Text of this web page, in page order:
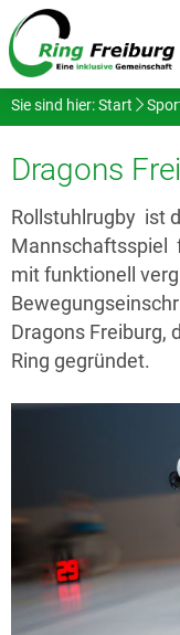
Sie sind hier:Start
Dragons
Rollstuhlrugby ist
Mannschaftsspiel
mit funktionell
Dragons Freiburg,
Ring gegründet.